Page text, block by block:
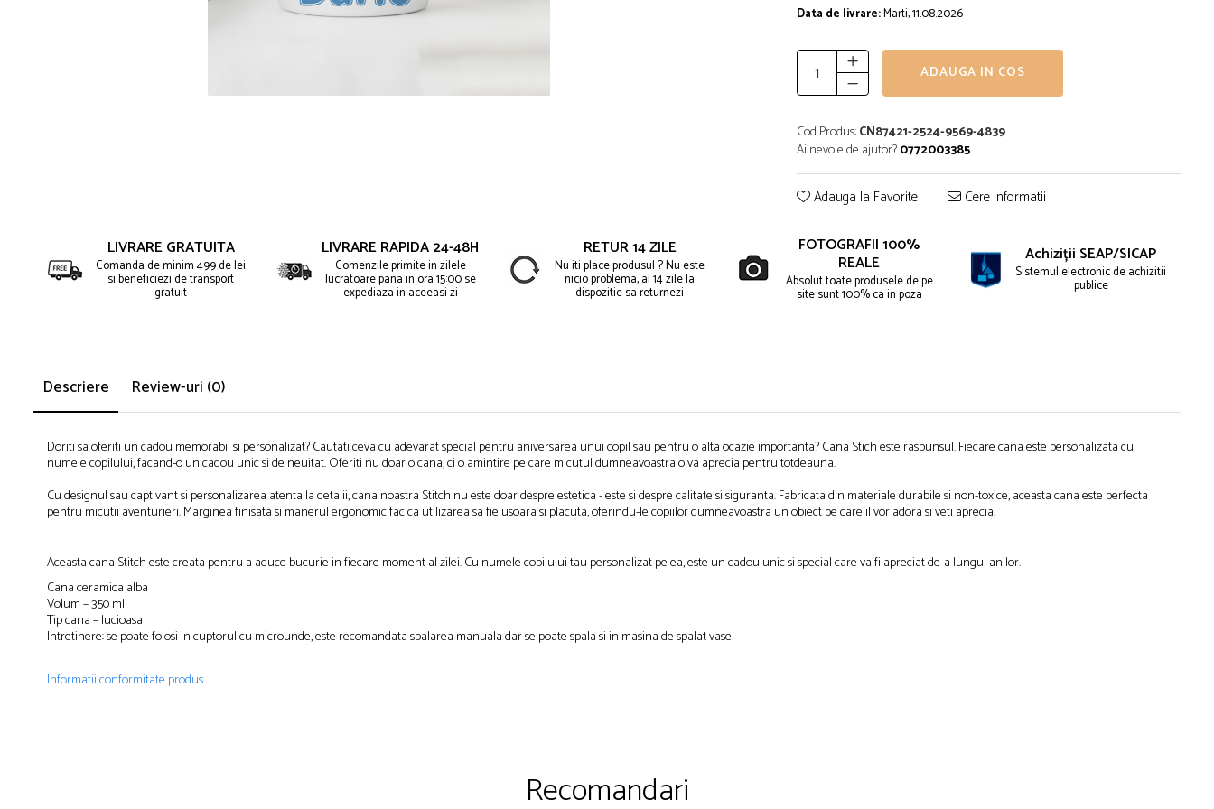
Data de livrare:Marti, 11.08.2026
ADAUGA IN COS
Cod Produs:CN87421-2524-9569-4839
Ai nevoie de ajutor?0772003385
Adauga la Favorite Cere informatii
LIVRARE GRATUITA
Comanda de minim 499 de lei
si beneficiezi de transport
gratuit
LIVRARE RAPIDA 24-48H
Comenzile primite in zilele
lucratoare pana in ora 15:00 se
expediaza in aceeasi zi
RETUR 14 ZILE
Nu iti place produsul ? Nu este
nicio problema, ai 14 zile la
dispozitie sa returnezi
FOTOGRAFII 100%
REALE
Absolut toate produsele de pe
site sunt 100% ca in poza
Achiziții SEAP/SICAP
Sistemul electronic de achizitii
publice
Descriere Review-uri (0)
Doriti sa oferiti un cadou memorabil si personalizat? Cautati ceva cu adevarat special pentru aniversarea unui copil sau pentru o alta ocazie importanta? Cana Stich este raspunsul. Fiecare cana este personalizata cu
numele copilului, facand-o un cadou unic si de neuitat. Oferiti nu doar o cana, ci o amintire pe care micutul dumneavoastra o va aprecia pentru totdeauna.
Cu designul sau captivant si personalizarea atenta la detalii, cana noastra Stitch nu este doar despre estetica - este si despre calitate si siguranta. Fabricata din materiale durabile si non-toxice, aceasta cana este perfecta
pentru micutii aventurieri. Marginea finisata si manerul ergonomic fac ca utilizarea sa fie usoara si placuta, oferindu-le copiilor dumneavoastra un obiect pe care il vor adora si veti aprecia.
Aceasta cana Stitch este creata pentru a aduce bucurie in fiecare moment al zilei. Cu numele copilului tau personalizat pe ea, este un cadou unic si special care va fi apreciat de-a lungul anilor.
Cana ceramica alba
Volum – 350 ml
Tip cana – lucioasa
Intretinere: se poate folosi in cuptorul cu microunde, este recomandata spalarea manuala dar se poate spala si in masina de spalat vase
Informatii conformitate produs
Recomandari